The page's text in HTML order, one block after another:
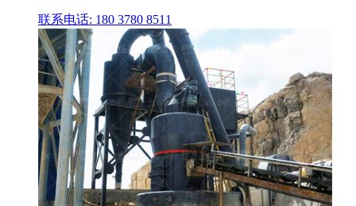
联系电话: 180 3780 8511